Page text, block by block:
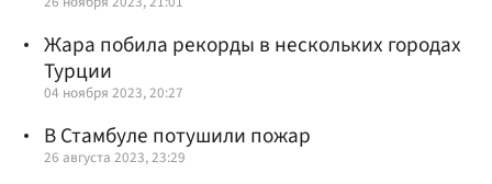
Жара побила рекорды в нескольких городах
Турции
04 ноября 2023, 20:27
В Стамбуле потушили пожар
26 августа 2023, 23:29